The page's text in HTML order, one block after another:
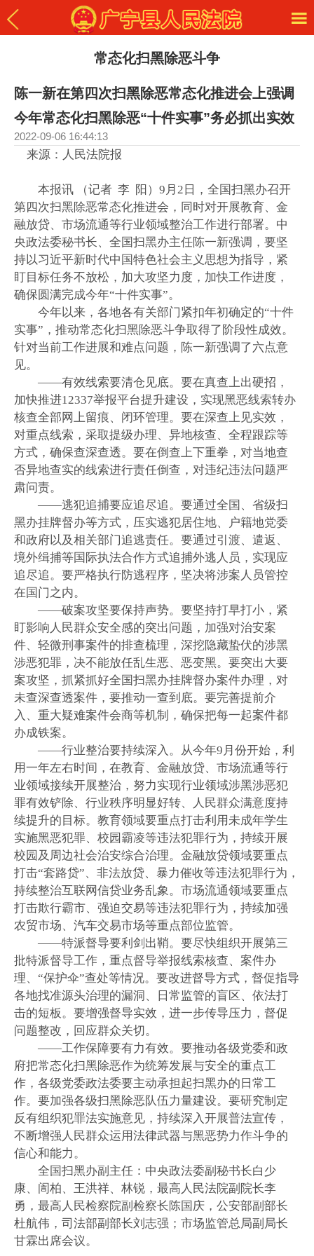
常态化扫黑除恶斗争
陈一新在第四次扫黑除恶常态化推进会上强调
今年常态化扫黑除恶“十件实事”务必抓出实效
2022-09-06 16:44:13
来源：人民法院报
本报讯 （记者 李 阳）9月2日，全国扫黑办召开
第四次扫黑除恶常态化推进会，同时对开展教育、金
融放贷、市场流通等行业领域整治工作进行部署。中
央政法委秘书长、全国扫黑办主任陈一新强调，要坚
持以习近平新时代中国特色社会主义思想为指导，紧
盯目标任务不放松，加大攻坚力度，加快工作进度，
确保圆满完成今年“十件实事”。
今年以来，各地各有关部门紧扣年初确定的“十件
实事”，推动常态化扫黑除恶斗争取得了阶段性成效。
针对当前工作进展和难点问题，陈一新强调了六点意
见。
——有效线索要清仓见底。要在真查上出硬招，
加快推进12337举报平台提升建设，实现黑恶线索转办
核查全部网上留痕、闭环管理。要在深查上见实效，
对重点线索，采取提级办理、异地核查、全程跟踪等
方式，确保查深查透。要在倒查上下重拳，对当地查
否异地查实的线索进行责任倒查，对违纪违法问题严
肃问责。
——逃犯追捕要应追尽追。要通过全国、省级扫
黑办挂牌督办等方式，压实逃犯居住地、户籍地党委
和政府以及相关部门追逃责任。要通过引渡、遣返、
境外缉捕等国际执法合作方式追捕外逃人员，实现应
追尽追。要严格执行防逃程序，坚决将涉案人员管控
在国门之内。
——破案攻坚要保持声势。要坚持打早打小，紧
盯影响人民群众安全感的突出问题，加强对治安案
件、轻微刑事案件的排查梳理，深挖隐藏蛰伏的涉黑
涉恶犯罪，决不能放任乱生恶、恶变黑。要突出大要
案攻坚，抓紧抓好全国扫黑办挂牌督办案件办理，对
未查深查透案件，要推动一查到底。要完善提前介
入、重大疑难案件会商等机制，确保把每一起案件都
办成铁案。
——行业整治要持续深入。从今年9月份开始，利
用一年左右时间，在教育、金融放贷、市场流通等行
业领域接续开展整治，努力实现行业领域涉黑涉恶犯
罪有效铲除、行业秩序明显好转、人民群众满意度持
续提升的目标。教育领域要重点打击利用未成年学生
实施黑恶犯罪、校园霸凌等违法犯罪行为，持续开展
校园及周边社会治安综合治理。金融放贷领域要重点
打击“套路贷”、非法放贷、暴力催收等违法犯罪行为，
持续整治互联网信贷业务乱象。市场流通领域要重点
打击欺行霸市、强迫交易等违法犯罪行为，持续加强
农贸市场、汽车交易市场等重点部位监管。
——特派督导要利剑出鞘。要尽快组织开展第三
批特派督导工作，重点督导举报线索核查、案件办
理、“保护伞”查处等情况。要改进督导方式，督促指导
各地找准源头治理的漏洞、日常监管的盲区、依法打
击的短板。要增强督导实效，进一步传导压力，督促
问题整改，回应群众关切。
——工作保障要有力有效。要推动各级党委和政
府把常态化扫黑除恶作为统筹发展与安全的重点工
作，各级党委政法委要主动承担起扫黑办的日常工
作。要加强各级扫黑除恶队伍力量建设。要研究制定
反有组织犯罪法实施意见，持续深入开展普法宣传，
不断增强人民群众运用法律武器与黑恶势力作斗争的
信心和能力。
全国扫黑办副主任：中央政法委副秘书长白少
康、訚柏、王洪祥、林锐，最高人民法院副院长李
勇，最高人民检察院副检察长陈国庆，公安部副部长
杜航伟，司法部副部长刘志强；市场监管总局副局长
甘霖出席会议。